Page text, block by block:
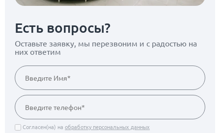
Есть вопросы?
Оставьте заявку, мы перезвоним и с радостью на
них ответим
Согласен(на) на обработку персональных данных